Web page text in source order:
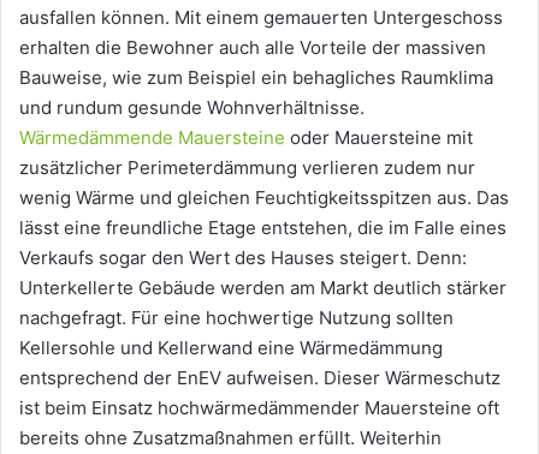
ausfallen können. Mit einem gemauerten Untergeschoss
erhalten die Bewohner auch alle Vorteile der massiven
Bauweise, wie zum Beispiel ein behagliches Raumklima
und rundum gesunde Wohnverhältnisse.
Wärmedämmende Mauersteine oder Mauersteine mit
zusätzlicher Perimeterdämmung verlieren zudem nur
wenig Wärme und gleichen Feuchtigkeitsspitzen aus. Das
lässt eine freundliche Etage entstehen, die im Falle eines
Verkaufs sogar den Wert des Hauses steigert. Denn:
Unterkellerte Gebäude werden am Markt deutlich stärker
nachgefragt. Für eine hochwertige Nutzung sollten
Kellersohle und Kellerwand eine Wärmedämmung
entsprechend der EnEV aufweisen. Dieser Wärmeschutz
ist beim Einsatz hochwärmedämmender Mauersteine oft
bereits ohne Zusatzmaßnahmen erfüllt. Weiterhin